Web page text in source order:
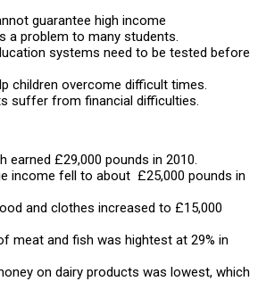
guarantee high income
a problem to many students.
systems need to be tested before
children overcome difficult times.
suffer from financial difficulties.
earned £29,000 pounds in 2010.
income fell to about £25,000 pounds in
and clothes increased to £15,000
meat and fish was hightest at 29% in
on dairy products was lowest, which